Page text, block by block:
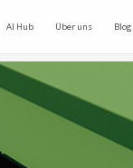
AI Hub Über uns Blog